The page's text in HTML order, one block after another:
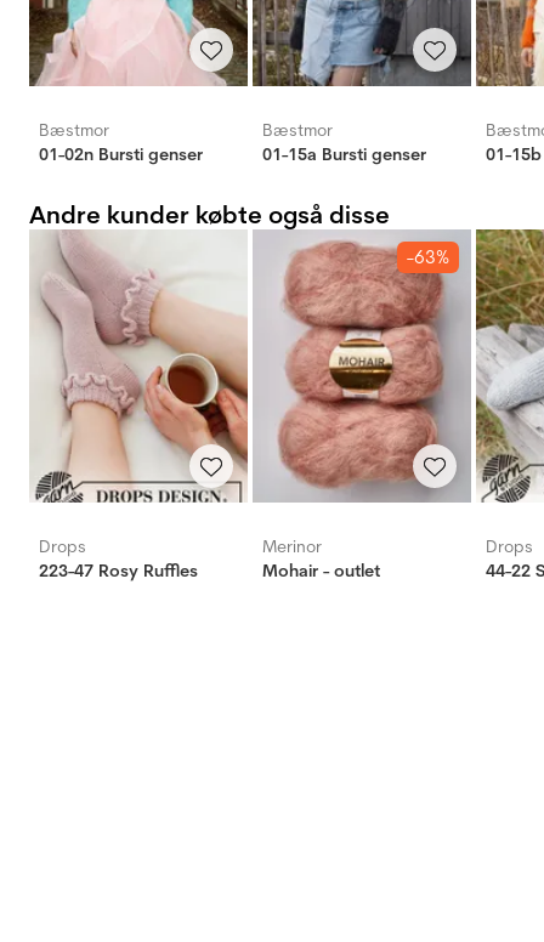
Bæstmor
01-02n Bursti genser
Bæstmor
01-15a Bursti genser
01-
Andre kunder købte også disse
Drops
223-47 Rosy Ruffles
-63%
Merinor
Mohair - outlet
Drops
44-22